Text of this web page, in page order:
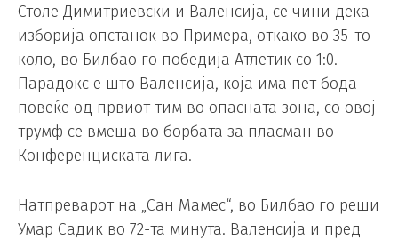
Столе Димитриевски и Валенсија, се чини дека
изборија опстанок во Примера, откако во 35-то
коло, во Билбао го победија Атлетик со 1:0.
Парадокс е што Валенсија, која има пет бода
повеќе од првиот тим во опасната зона, со овој
трумф се вмеша во борбата за пласман во
Конференциската лига.
Натпреварот на „Сан Мамес“, во Билбао го реши
Умар Садик во 72-та минута. Валенсија и пред